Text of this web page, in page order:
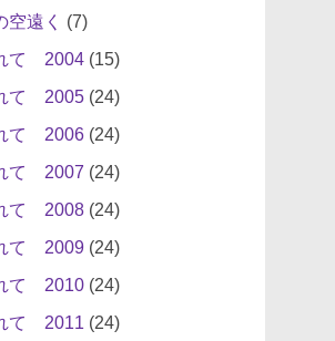
空遠く
(7)
て 2004(15)
て 2005(24)
て 2006(24)
て 2007 (24)
て 2008(24)
て 2009(24)
て 2010(24)
て 2011 (24)